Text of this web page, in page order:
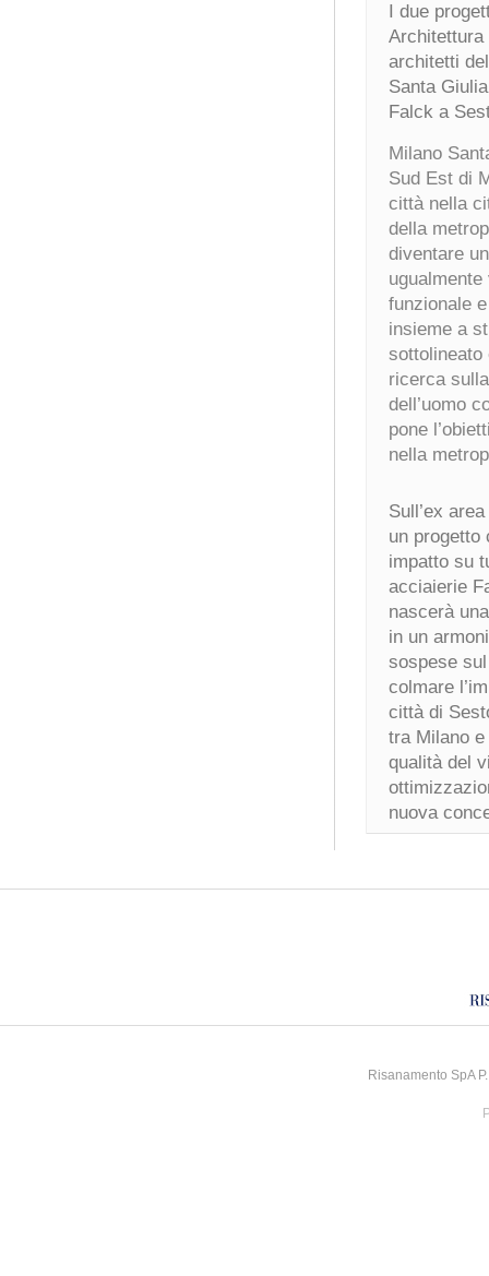
I due
Architettura
architetti
Santa
Falck a
Milano
Sud Est di
città nella
della
diventare
funzionale
insieme a
sottolineato
ricerca
dell’uomo
pone
nella
Sull’ex
un progetto
impatto su
acciaierie
nascerà
in un
sospese
colmare
città di
tra Milano
qualità del
nuova
Risanamento SpA